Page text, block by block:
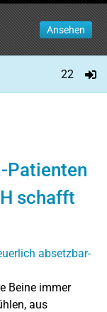
Ansehen
22
Patienten
schafft
Beine immer
aus